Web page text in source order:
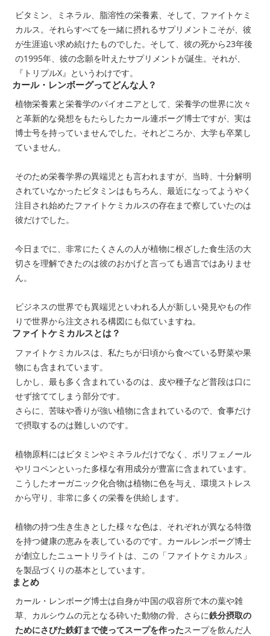
ビタミン、ミネラル、脂溶性の栄養素、そして、ファイトケミ
カルス。それらすべてを一緒に摂れるサプリメントこそが、彼
が生涯追い求め続けたものでした。そして、彼の死から23年後
の1995年、彼の念願を叶えたサプリメントが誕生。それが、
『トリプルX』というわけです。
カール・レンボーグってどんな人？
植物栄養素と栄養学のパイオニアとして、栄養学の世界に次々
と革新的な発想をもたらしたカール連ボーグ博士ですが、実は
博士号を持っていませんでした。それどころか、大学も卒業し
ていません。
そのため栄養学界の異端児とも言われますが、当時、十分解明
されていなかったビタミンはもちろん、最近になってようやく
注目され始めたファイトケミカルスの存在まで察していたのは
彼だけでした。
今日までに、非常にたくさんの人が植物に根ざした食生活の大
切さを理解できたのは彼のおかげと言っても過言ではありませ
ん。
ビジネスの世界でも異端児といわれる人が新しい発見やもの作
りで世界から注文される構図にも似ていますね。
ファイトケミカルスとは？
ファイトケミカルスは、私たちが日頃から食べている野菜や果
物にも含まれています。
しかし、最も多く含まれているのは、皮や種子など普段は口に
せず捨ててしまう部分です。
さらに、苦味や香りが強い植物に含まれているので、食事だけ
で摂取するのは難しいのです。
植物原料にはビタミンやミネラルだけでなく、ポリフェノール
やリコペンといった多様な有用成分が豊富に含まれています。
こうしたオーガニック化合物は植物に色を与え、環境ストレス
から守り、非常に多くの栄養を供給します。
植物の持つ生き生きとした様々な色は、それぞれが異なる特徴
を持つ健康の恵みを表しているのです。カールレンボーグ博士
が創立したニュートリライトは、この「ファイトケミカルス」
を製品づくりの基本としています。
まとめ
カール・レンボーグ博士は自身が中国の収容所で木の葉や雑
草、カルシウムの元となる砕いた動物の骨、さらに鉄分摂取の
ためにさびた鉄釘まで使ってスープを作ったスープを飲んだ人